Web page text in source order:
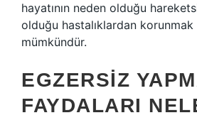
hayatının neden olduğu
olduğu hastalıklardan korunmak
mümkündür.
EGZERSIZ
FAYDALARI